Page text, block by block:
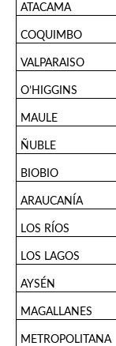
ATACAMA
COQUIMBO
VALPARAISO
O’HIGGINS
MAULE
ÑUBLE
BIOBIO
ARAUCANÍA
LOS RÍOS
LOS LAGOS
AYSÉN
MAGALLANES
METROPOLITANA